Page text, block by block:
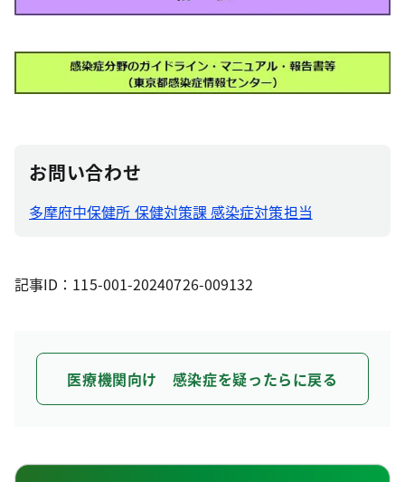
お問い合わせ
多摩府中保健所 保健対策課 感染症対策担当
記事ID：115-001-20240726-009132
医療機関向け 感染症を疑ったらに戻る